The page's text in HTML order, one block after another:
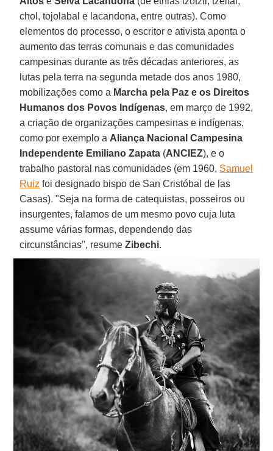
chol, tojolabal e lacandona, entre outras). Como
elementos do processo, o escritor e ativista aponta o
aumento das terras comunais e das comunidades
campesinas durante as três décadas anteriores, as
lutas pela terra na segunda metade dos anos 1980,
mobilizações como a Marcha pela Paz e os Direitos
Humanos dos Povos Indígenas, em março de 1992,
a criação de organizações campesinas e indígenas,
como por exemplo a Aliança Nacional Campesina
Independente Emiliano Zapata (ANCIEZ), e o
trabalho pastoral nas comunidades (em 1960, Samuel
Ruiz foi designado bispo de San Cristóbal de las
Casas). "Seja na forma de catequistas, posseiros ou
insurgentes, falamos de um mesmo povo cuja luta
assume várias formas, dependendo das
circunstâncias", resumeZibechi.